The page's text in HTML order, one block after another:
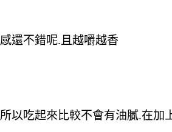
還不錯呢.且越嚼越香
以吃起來比較不會有油膩.在加